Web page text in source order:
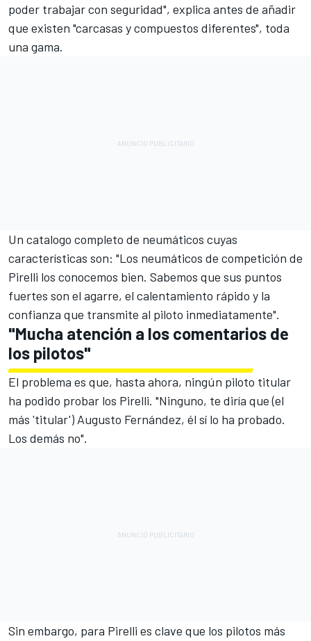
poder trabajar con seguridad", explica antes de añadir
que existen "carcasas y compuestos diferentes", toda
una gama.
Un catalogo completo de neumáticos cuyas
características son: "Los neumáticos de competición de
Pirelli los conocemos bien. Sabemos que sus puntos
fuertes son el agarre, el calentamiento rápido y la
confianza que transmite al piloto inmediatamente".
"Mucha atención a los comentarios de
los pilotos"
El problema es que, hasta ahora, ningún piloto titular
ha podido probar los Pirelli. "Ninguno, te diría que (el
más 'titular') Augusto Fernández, él sí lo ha probado.
Los demás no".
Sin embargo, para Pirelli es clave que los pilotos más